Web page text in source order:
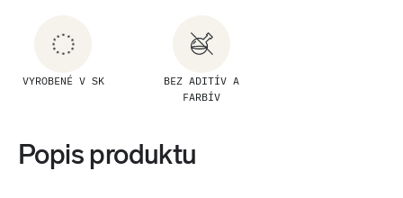
VYROBENÉ V SK
BEZ ADITÍV A
FARBÍV
Popis produktu